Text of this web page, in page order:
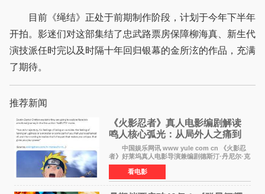
目前《绳结》正处于前期制作阶段，计划于今年下半年
开拍。影迷们对这部集结了忠武路票房保障柳海真、新生代
演技派任时完以及时隔十年回归银幕的金所泫的作品，充满
了期待。
推荐新闻
《火影忍者》真人电影编剧解读
鸣人核心弧光：从局外人之痛到
自我觉醒
中国娱乐网讯 www yule com cn 《火影忍
者》好莱坞真人电影导演兼编剧德斯汀·丹尼尔·克
雷顿近日在采访中分享了对主角鸣人成长弧光的
理解，透露电影将深入探索鸣人作为局外人的情
感历程。
看电影